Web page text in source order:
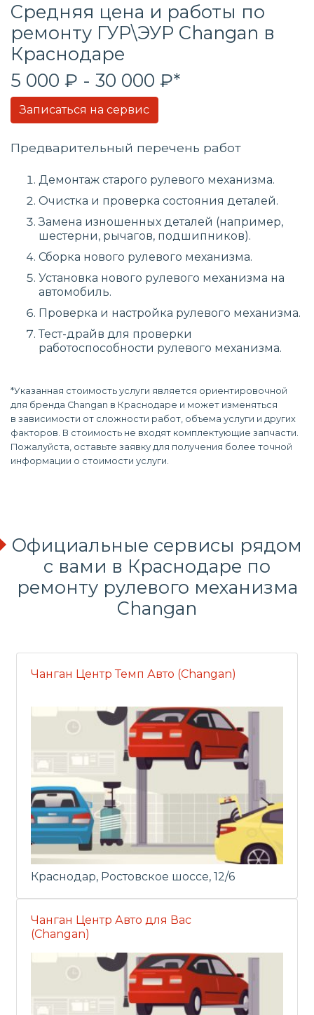
Средняя цена и работы по
ремонту ГУР\ЭУР Changan в
Краснодаре
5 000 ₽ - 30 000 ₽*
Записаться на сервис
Предварительный перечень работ
Демонтаж старого рулевого механизма.
Очистка и проверка состояния деталей.
Замена изношенных деталей (например,
шестерни, рычагов, подшипников).
Сборка нового рулевого механизма.
Установка нового рулевого механизма на
автомобиль.
Проверка и настройка рулевого механизма.
Тест-драйв для проверки
работоспособности рулевого механизма.
*Указанная стоимость услуги является ориентировочной
для бренда Changan в Краснодаре и может изменяться
в зависимости от сложности работ, объема услуги и других
факторов. В стоимость не входят комплектующие запчасти.
Пожалуйста, оставьте заявку для получения более точной
информации о стоимости услуги.
Официальные сервисы рядом
с вами в Краснодаре по
ремонту рулевого механизма
Changan
Чанган Центр Темп Авто (Changan)
Краснодар, Ростовское шоссе, 12/6
Чанган Центр Авто для Вас
(Changan)